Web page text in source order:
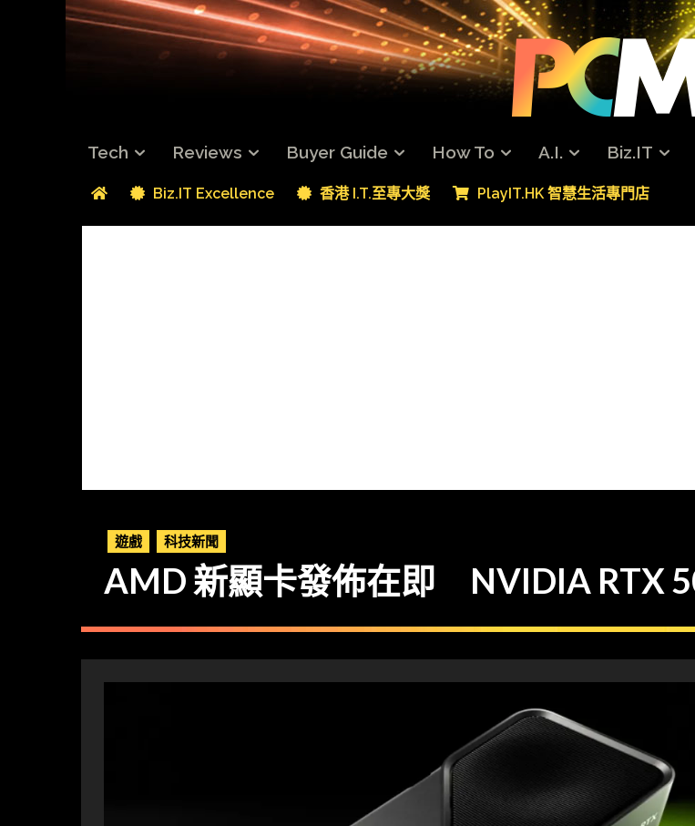
Tech Reviews Buyer Guide How To A.I. Biz.IT
Biz.IT Excellence 香港 I.T.至專大獎 PlayIT.HK 智慧生活專門店
遊戲 科技新聞
AMD 新顯卡發佈在即 NVIDIA RTX